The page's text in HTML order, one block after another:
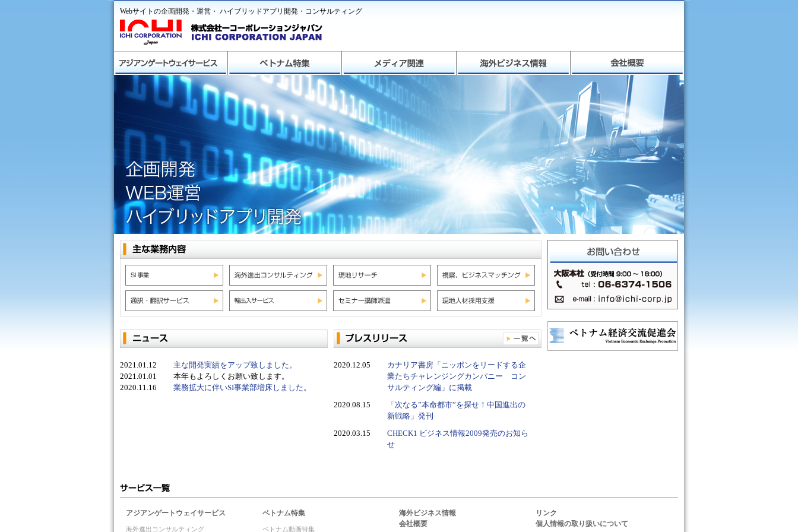
Webサイトの企画開発・運営・ ハイブリッドアプリ開発・コンサルティング
2021.01.12
主な開発実績をアップ致しました。
2021.01.01
本年もよろしくお願い致します。
2020.11.16
業務拡大に伴いSI事業部増床しました。
2020.12.05
カナリア書房「ニッポンをリードする企
業たちチャレンジングカンパニー コン
サルティング編」に掲載
2020.08.15
「次なる”本命都市”を探せ！中国進出の
新戦略」発刊
2020.03.15
CHECK1 ビジネス情報2009発売のお知ら
せ
アジアンゲートウェイサービス
海外進出コンサルティング
ベトナム特集
ベトナム動画特集
海外ビジネス情報
会社概要
リンク
個人情報の取り扱いについて